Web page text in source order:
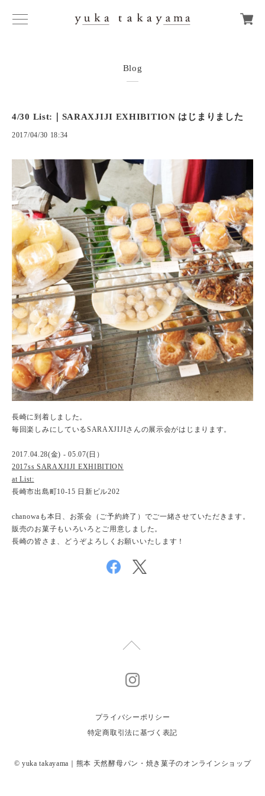
Blog
4/30 List:｜SARAXJIJI EXHIBITION はじまりました
2017/04/30 18:34
長崎に到着しました。
毎回楽しみにしているSARAXJIJIさんの展示会がはじまります。
2017.04.28(金) - 05.07(日）
2017ss SARAXJIJI EXHIBITION
at List:
長崎市出島町10-15 日新ビル202
chanowaも本日、お茶会（ご予約終了）でご一緒させていただきます。
販売のお菓子もいろいろとご用意しました。
長崎の皆さま、どうぞよろしくお願いいたします！
プライバシーポリシー
特定商取引法に基づく表記
© yuka takayama｜熊本 天然酵母パン・焼き菓子のオンラインショップ